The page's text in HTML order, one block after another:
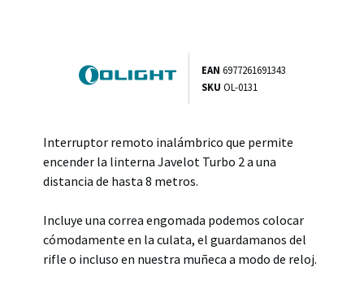
EAN 6977261691343
SKU OL-0131
Interruptor remoto inalámbrico que permite
encender la linterna Javelot Turbo 2 a una
distancia de hasta 8 metros.
Incluye una correa engomada podemos colocar
cómodamente en la culata, el guardamanos del
rifle o incluso en nuestra muñeca a modo de reloj.